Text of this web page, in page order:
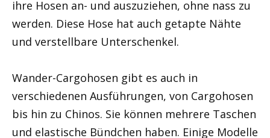
ihre Hosen an- und auszuziehen, ohne nass zu
werden. Diese Hose hat auch getapte Nähte
und verstellbare Unterschenkel.
Wander-Cargohosen gibt es auch in
verschiedenen Ausführungen, von Cargohosen
bis hin zu Chinos. Sie können mehrere Taschen
und elastische Bündchen haben. Einige Modelle